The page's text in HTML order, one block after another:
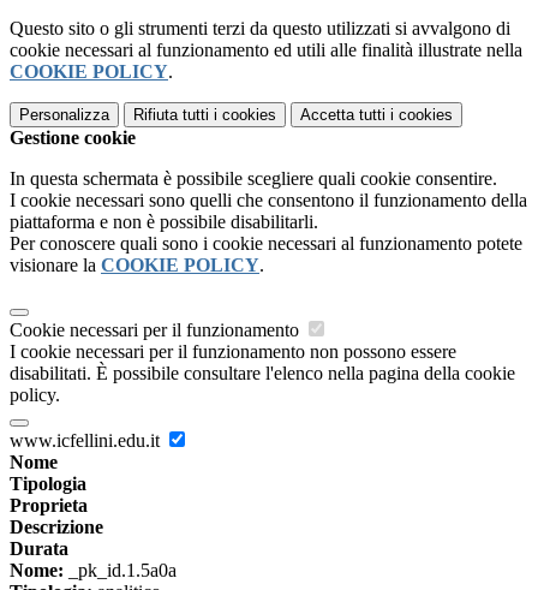
Questo sito o gli strumenti terzi da questo utilizzati si avvalgono di
cookie necessari al funzionamento ed utili alle finalità illustrate nella
COOKIE POLICY.
Personalizza Rifiuta tutti i cookies Accetta tutti i cookies
Gestione cookie
In questa schermata è possibile scegliere quali cookie consentire.
I cookie necessari sono quelli che consentono il funzionamento della
piattaforma e non è possibile disabilitarli.
Per conoscere quali sono i cookie necessari al funzionamento potete
visionare la COOKIE POLICY.
Cookie necessari per il funzionamento
I cookie necessari per il funzionamento non possono essere
disabilitati. È possibile consultare l'elenco nella pagina della cookie
policy.
www.icfellini.edu.it
Nome
Tipologia
Proprieta
Descrizione
Durata
Nome: _pk_id.1.5a0a